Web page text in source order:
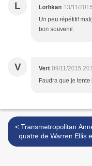
L Lorhkan 13/11/
Un peu répétitif
bon souvenir.
V Vert 09/11/2015
Faudra que je
< Transmetropolitan Année
quatre de Warren Ellis et
Darick Robertson